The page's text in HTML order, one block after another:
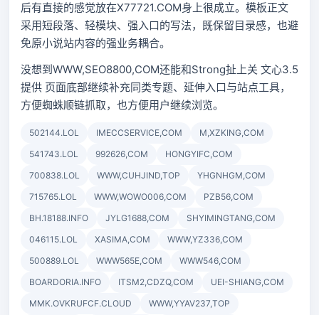
后有直接的感觉放在X77721.COM身上很成立。模板正文
采用短段落、轻模块、强入口的写法，既保留目录感，也避
免原小说站内容的强业务耦合。
没想到WWW,SEO8800,COM还能和Strong扯上关 文心3.5
提供 页面底部继续补充同类专题、延伸入口与站点工具，
方便蜘蛛顺链抓取，也方便用户继续浏览。
502144.LOL IMECCSERVICE,COM
M,XZKING,COM
541743.LOL
992626,COM
HONGYIFC,COM
700838.LOL
WWW,CUHJIND,TOP
YHGNHGM,COM
715765.LOL
WWW,WOWO006,COM
PZB56,COM
BH.18188.INFO
JYLG1688,COM
SHYIMINGTANG,COM
046115.LOL
XASIMA,COM
WWW,YZ336,COM
500889.LOL
WWW565E,COM
WWW546,COM
BOARDORIA.INFO
ITSM2,CDZQ,COM
UEI-SHIANG,COM
MMK.OVKRUFCF.CLOUD
WWW,YYAV237,TOP